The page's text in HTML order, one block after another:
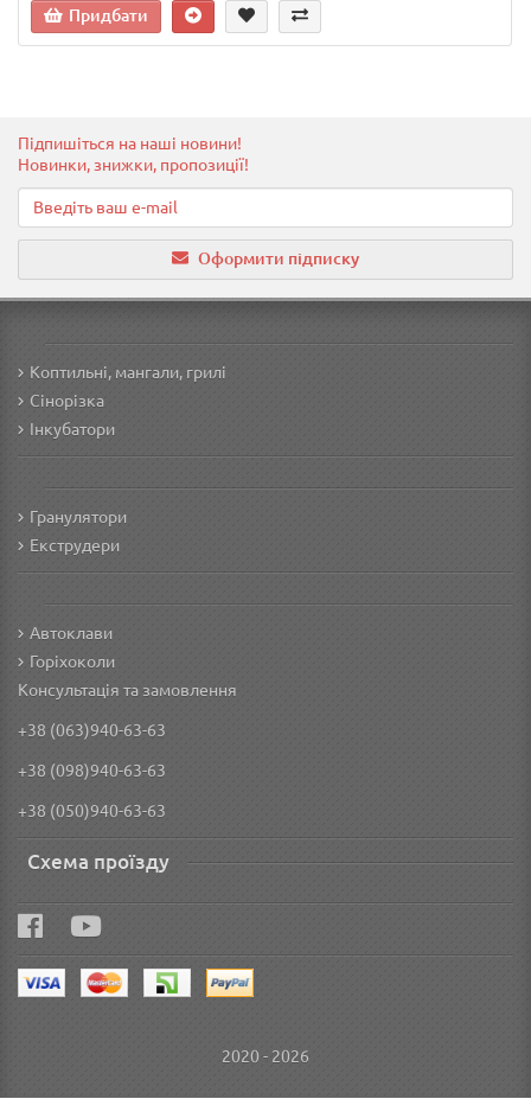
Придбати
Підпишіться на наші новини!
Новинки, знижки, пропозиції!
Оформити підписку
Коптильні, мангали, грилі
Сінорізка
Інкубатори
Гранулятори
Екструдери
Автоклави
Горіхоколи
Консультація та замовлення
+38 (063)940-63-63
+38 (098)940-63-63
+38 (050)940-63-63
Схема проїзду
2020 - 2026